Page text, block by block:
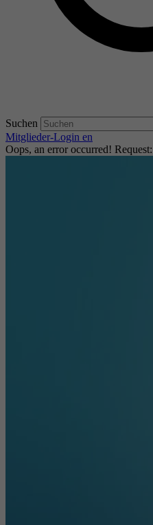
Suchen
Mitglieder-Login en
Oops, an error occurred!